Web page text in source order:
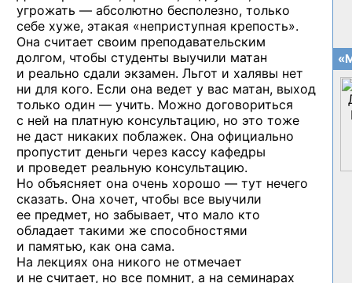
угрожать — абсолютно бесполезно, только
себе хуже, этакая «неприступная крепость».
Она считает своим преподавательским
долгом, чтобы студенты выучили матан
и реально сдали экзамен. Льгот и халявы нет
ни для кого. Если она ведет у вас матан, выход
только один — учить. Можно договориться
с ней на платную консультацию, но это тоже
не даст никаких поблажек. Она официально
пропустит деньги через кассу кафедры
и проведет реальную консультацию.
Но объясняет она очень хорошо — тут нечего
сказать. Она хочет, чтобы все выучили
ее предмет, но забывает, что мало кто
обладает такими же способностями
и памятью, как она сама.
На лекциях она никого не отмечает
и не считает, но все помнит, а на семинарах